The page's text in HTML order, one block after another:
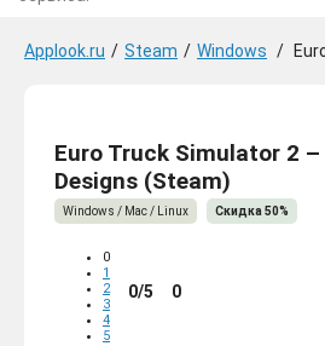
Applook.ru / Steam / Windows / Euro
Euro Truck Simulator 2
Designs (Steam)
Windows / Mac / Linux Скидка 50%
0
1
2
3
4
5
0/5 0